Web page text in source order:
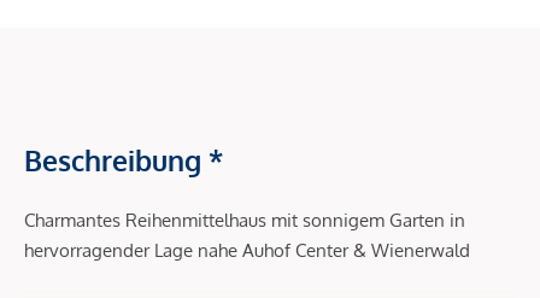
Beschreibung *
Charmantes Reihenmittelhaus mit sonnigem Garten in
hervorragender Lage nahe Auhof Center & Wienerwald